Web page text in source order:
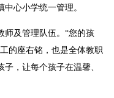
心小学统一管理。
师及管理队伍。“您的孩
的座右铭，也是全体教职
，让每个孩子在温馨、